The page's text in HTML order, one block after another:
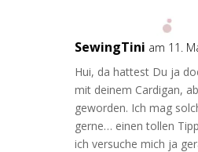
SewingTini am 11.
Hui, da hattest Du ja
mit deinem Cardigan,
geworden. Ich mag
gerne… einen tollen
ich versuche mich ja